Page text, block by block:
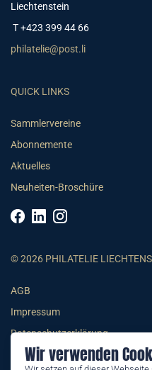
Wir verwenden
Liechtenstein
T +423 399 44 66
philatelie@post.li
QUICK LINKS
Sammlervereine
Abonnemente
Aktuelles
Neuheiten-Broschüre
© 2026 PHILATELIE
AGB
Impressum
Datenschutzerklärung